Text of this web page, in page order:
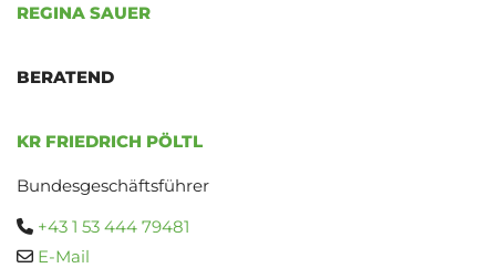
REGINA SAUER
BERATEND
KR FRIEDRICH PÖLTL
Bundesgeschäftsführer
 +43 1 53 444 79481
 E-Mail